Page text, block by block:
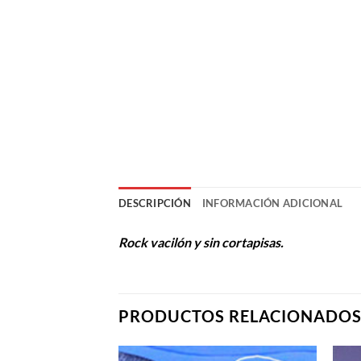
DESCRIPCIÓN INFORMACIÓN ADICIONAL
Rock vacilón y sin cortapisas.
PRODUCTOS RELACIONADOS